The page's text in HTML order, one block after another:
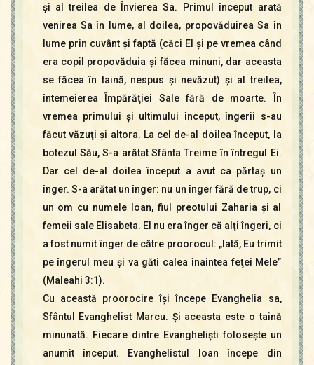
şi al treilea de Învierea Sa. Primul început arată
venirea Sa în lume, al doilea, propovăduirea Sa în
lume prin cuvânt şi faptă (căci El şi pe vremea când
era copil propovăduia şi făcea minuni, dar aceasta
se făcea în taină, nespus şi nevăzut) şi al treilea,
întemeierea Împărăţiei Sale fără de moarte. În
vremea primului şi ultimului început, îngerii s-au
făcut văzuţi şi altora. La cel de-al doilea început, la
botezul Său, S-a arătat Sfânta Treime în întregul Ei.
Dar cel de-al doilea început a avut ca părtaş un
înger. S-a arătat un înger: nu un înger fără de trup, ci
un om cu numele Ioan, fiul preotului Zaharia şi al
femeii sale Elisabeta. El nu era înger că alţi îngeri, ci
a fost numit înger de către proorocul: „Iată, Eu trimit
pe îngerul meu şi va găti calea înaintea feţei Mele”
(Maleahi 3:1).
Cu această proorocire îşi începe Evanghelia sa,
Sfântul Evanghelist Marcu. Şi aceasta este o taină
minunată. Fiecare dintre Evanghelişti foloseşte un
anumit început. Evanghelistul Ioan începe din